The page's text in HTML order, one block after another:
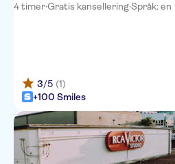
4 timer·Gratis kansellering·Språk: en
3/5 (1)
+100 Smiles